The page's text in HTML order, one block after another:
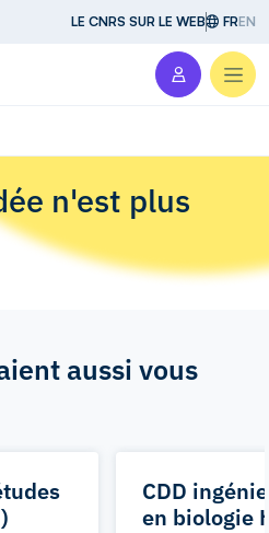
LE CNRS SUR LE WEB FREN
n'est plus
aussi vous
CDD
en biologie